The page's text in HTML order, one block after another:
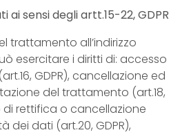
ai sensi degli artt.15-22, GDPR
trattamento all’indirizzo
esercitare i diritti di: accesso
GDPR), cancellazione ed
del trattamento (art.18,
di rettifica o cancellazione
dei dati (art.20, GDPR),